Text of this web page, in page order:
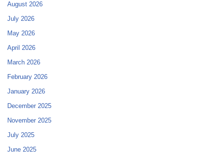
August 2026
July 2026
May 2026
April 2026
March 2026
February 2026
January 2026
December 2025
November 2025
July 2025
June 2025